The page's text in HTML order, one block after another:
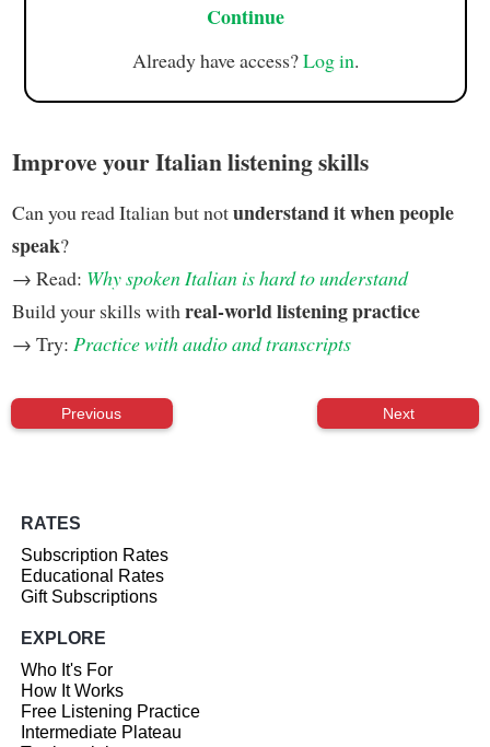
Continue
Already have access?Log in.
Improve your Italian listening skills
Can you read Italian but notunderstand it when people
speak?
→ Read: Why spoken Italian is hard to understand
Build your skills with real-world listening practice
→ Try: Practice with audio and transcripts
Previous Next
RATES
Subscription Rates
Educational Rates
Gift Subscriptions
EXPLORE
Who It's For
How It Works
Free Listening Practice
Intermediate Plateau